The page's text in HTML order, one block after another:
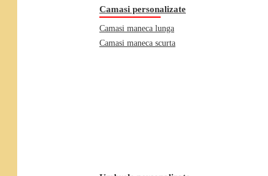
Camasi personalizate
Camasi maneca lunga
Camasi maneca scurta